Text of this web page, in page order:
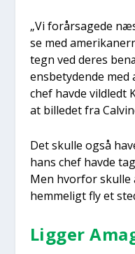
„Vi for­år­sa­ge­de
se med
tegn ved deres
ens­be­ty­den­de med
chef hav­de vild­ledt
at bil­le­det fra
Det skul­le også
hans chef hav­de
Men hvor­for
hem­me­ligt fly et
Lig­ger